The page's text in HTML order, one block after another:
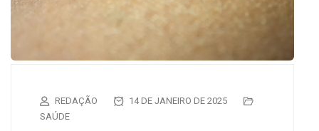
REDAÇÃO
14 DE JANEIRO DE 2025
SAÚDE